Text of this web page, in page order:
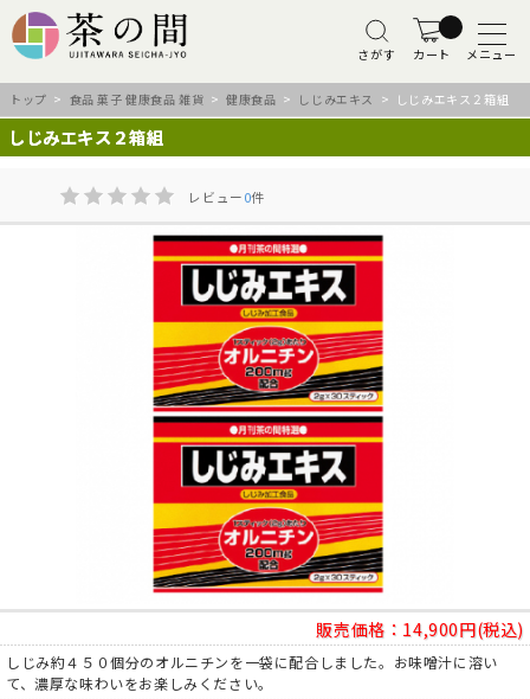
さがす カート メニュー
トップ > 食品 菓子 健康食品 雑貨 >健康食品 > しじみエキス > しじみエキス２箱組
しじみエキス２箱組
レビュー0件
販売価格： 14,900円(税込)
しじみ約４５０個分のオルニチンを一袋に配合しました。お味噌汁に溶い
て、濃厚な味わいをお楽しみください。